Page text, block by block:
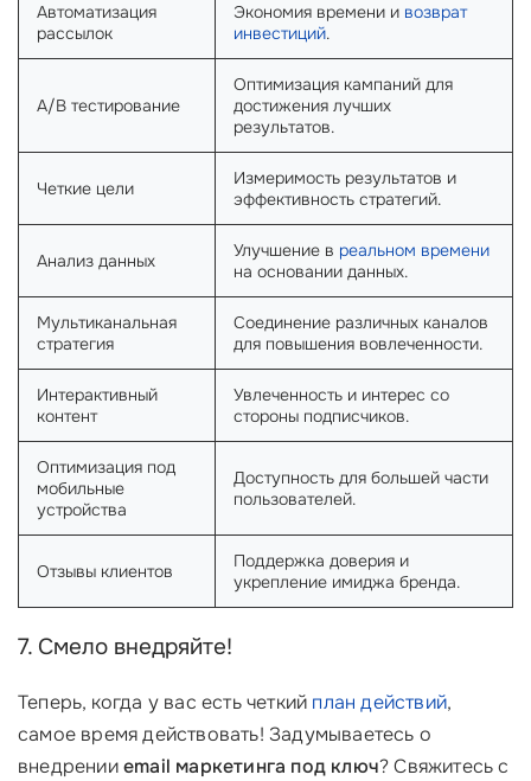
Автоматизация
рассылок
Экономия времени и возврат
инвестиций.
A/B тестирование
Оптимизация кампаний для
достижения лучших
результатов.
Четкие цели
Измеримость результатов и
эффективность стратегий.
Анализ данных Улучшение в реальном времени
на основании данных.
Мультиканальная
стратегия
Соединение различных каналов
для повышения вовлеченности.
Интерактивный
контент
Увлеченность и интерес со
стороны подписчиков.
Оптимизация под
мобильные
устройства
Доступность для большей части
пользователей.
Отзывы клиентов
Поддержка доверия и
укрепление имиджа бренда.
7. Смело внедряйте!
Теперь, когда у вас есть четкий план действий,
самое время действовать! Задумываетесь о
внедренииemail маркетинга под ключ? Свяжитесь с